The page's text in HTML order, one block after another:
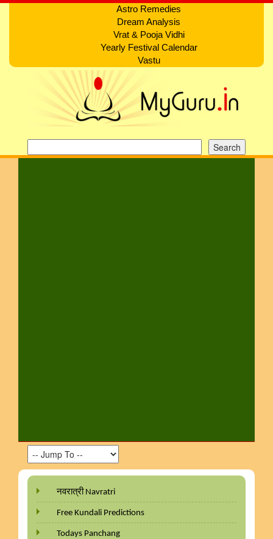
Astro Remedies
Dream Analysis
Vrat & Pooja Vidhi
Yearly Festival Calendar
Vastu
नवरात्री Navratri
Free Kundali Predictions
Todays Panchang